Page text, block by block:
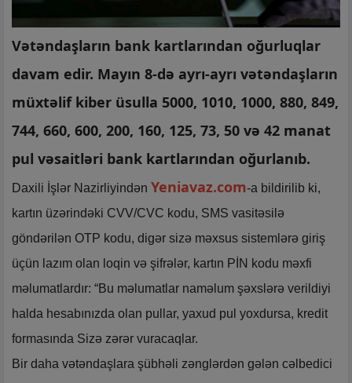
Vətəndaşların bank kartlarından oğurluqlar
davam edir. Mayın 8-də ayrı-ayrı vətəndaşların
müxtəlif kiber üsulla 5000, 1010, 1000, 880, 849,
744, 660, 600, 200, 160, 125, 73, 50 və 42 manat
pul vəsaitləri bank kartlarından oğurlanıb.
Daxili İşlər Nazirliyindən Yeniavaz.com-a bildirilib ki,
kartın üzərindəki CVV/CVC kodu, SMS vasitəsilə
göndərilən OTP kodu, digər sizə məxsus sistemlərə giriş
üçün lazım olan loqin və şifrələr, kartın PİN kodu məxfi
məlumatlardır: “Bu məlumatlar naməlum şəxslərə verildiyi
halda hesabınızda olan pullar, yaxud pul yoxdursa, kredit
formasında Sizə zərər vuracaqlar.
Bir daha vətəndaşlara şübhəli zənglərdən gələn cəlbedici